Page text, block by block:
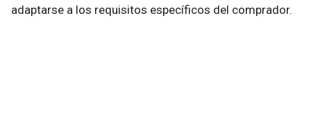
adaptarse a los requisitos específicos del comprador.